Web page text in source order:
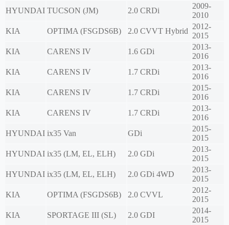
HYUNDAI TUCSON (JM) 2.0 CRDi
2009-
2010
KIA
OPTIMA (FSGDS6B) 2.0 CVVT Hybrid
2012-
2015
KIA
CARENS IV 1.6 GDi
2013-
2016
KIA
CARENS IV 1.7 CRDi
2013-
2016
KIA
CARENS IV 1.7 CRDi
2015-
2016
KIA
CARENS IV 1.7 CRDi
2013-
2016
HYUNDAI ix35 Van GDi
2015-
2015
HYUNDAI ix35 (LM, EL, ELH) 2.0 GDi
2013-
2015
HYUNDAI ix35 (LM, EL, ELH) 2.0 GDi 4WD
2013-
2015
KIA
OPTIMA (FSGDS6B) 2.0 CVVL
2012-
2015
KIA
SPORTAGE III (SL) 2.0 GDI
2014-
2015